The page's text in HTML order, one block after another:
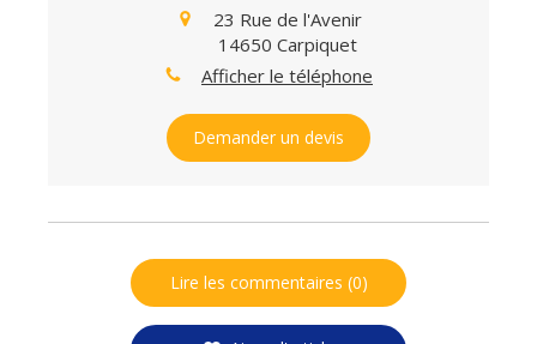
23 Rue de l'Avenir
14650 Carpiquet
Afficher le téléphone
Demander un devis
Lire les commentaires (0)